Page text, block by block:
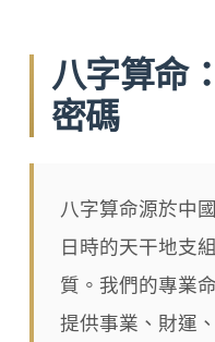
八字算命
密碼
八字算命源於中
日時的天干地支
質。我們的專業
提供事業、財運